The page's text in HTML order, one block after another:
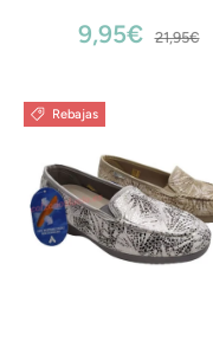
9,95€ 21,95€
Rebajas